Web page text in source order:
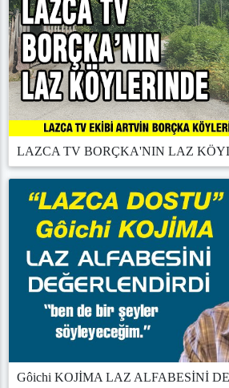
LAZCA TV BORÇKA'NIN LAZ
Gôichi KOJİMA LAZ ALFABESİNİ